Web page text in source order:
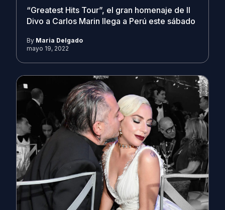
“Greatest Hits Tour”, el gran homenaje de Il
Divo a Carlos Marin llega a Perú este sábado
By Maria Delgado
mayo 19, 2022